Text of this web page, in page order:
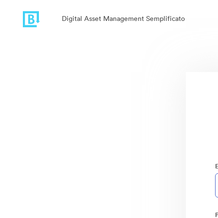
Digital Asset Management Semplificato